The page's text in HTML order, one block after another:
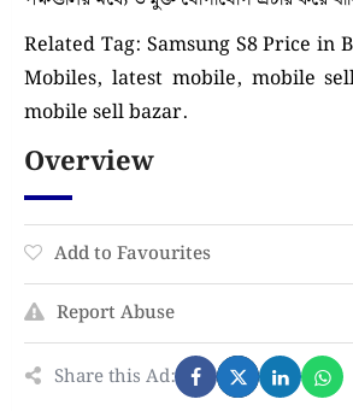
Related Tag: Samsung S8 Price in
Mobiles, latest mobile, mobile
mobile sell bazar.
Overview
Add to Favourites
Report Abuse
Share this Ad: